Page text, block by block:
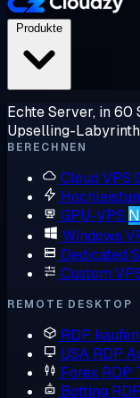
Echte Server, in 60
Upselling-
BERECHNEN
Cloud VPS
GPU-VPS
Windows
Dedicated
Custom
REMOTE DESKTOP
RDP kaufen
USA RDP
Forex RDP
Botting RDP